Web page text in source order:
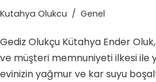
Kutahya Olukcu Genel
Gediz Olukçu Kütahya Ender
ve müşteri memnuniyeti ilkesi ile
evinizin yağmur ve kar suyu